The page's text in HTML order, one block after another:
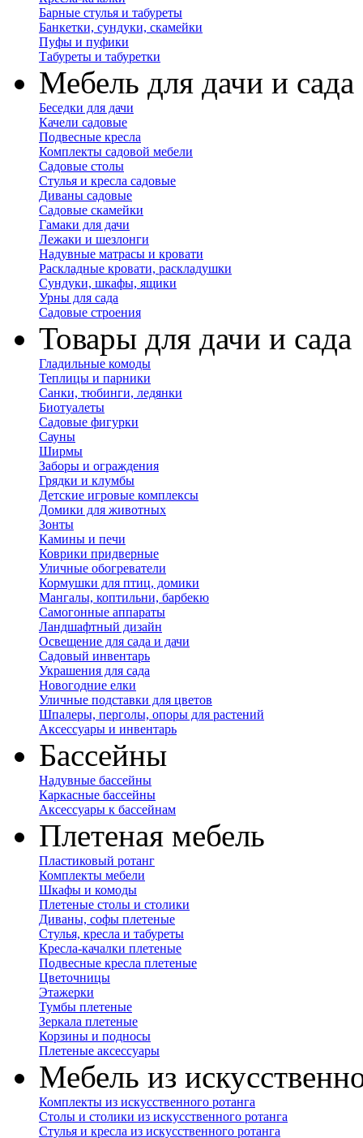
Барные стулья и табуреты
Банкетки, сундуки, скамейки
Пуфы и пуфики
Табуреты и табуретки
Мебель для дачи и сада
Беседки для дачи
Качели садовые
Подвесные кресла
Комплекты садовой мебели
Садовые столы
Стулья и кресла садовые
Диваны садовые
Садовые скамейки
Гамаки для дачи
Лежаки и шезлонги
Надувные матрасы и кровати
Раскладные кровати, раскладушки
Сундуки, шкафы, ящики
Урны для сада
Садовые строения
Товары для дачи и сада
Гладильные комоды
Теплицы и парники
Санки, тюбинги, ледянки
Биотуалеты
Садовые фигурки
Сауны
Ширмы
Заборы и ограждения
Грядки и клумбы
Детские игровые комплексы
Домики для животных
Зонты
Камины и печи
Коврики придверные
Уличные обогреватели
Кормушки для птиц, домики
Мангалы, коптильни, барбекю
Самогонные аппараты
Ландшафтный дизайн
Освещение для сада и дачи
Садовый инвентарь
Украшения для сада
Новогодние елки
Уличные подставки для цветов
Шпалеры, перголы, опоры для растений
Аксессуары и инвентарь
Бассейны
Надувные бассейны
Каркасные бассейны
Аксессуары к бассейнам
Плетеная мебель
Пластиковый ротанг
Комплекты мебели
Шкафы и комоды
Плетеные столы и столики
Диваны, софы плетеные
Стулья, кресла и табуреты
Кресла-качалки плетеные
Подвесные кресла плетеные
Цветочницы
Этажерки
Тумбы плетеные
Зеркала плетеные
Корзины и подносы
Плетеные аксессуары
Мебель из
Комплекты из искусственного ротанга
Столы и столики из искусственного ротанга
Стулья и кресла из искусственного ротанга